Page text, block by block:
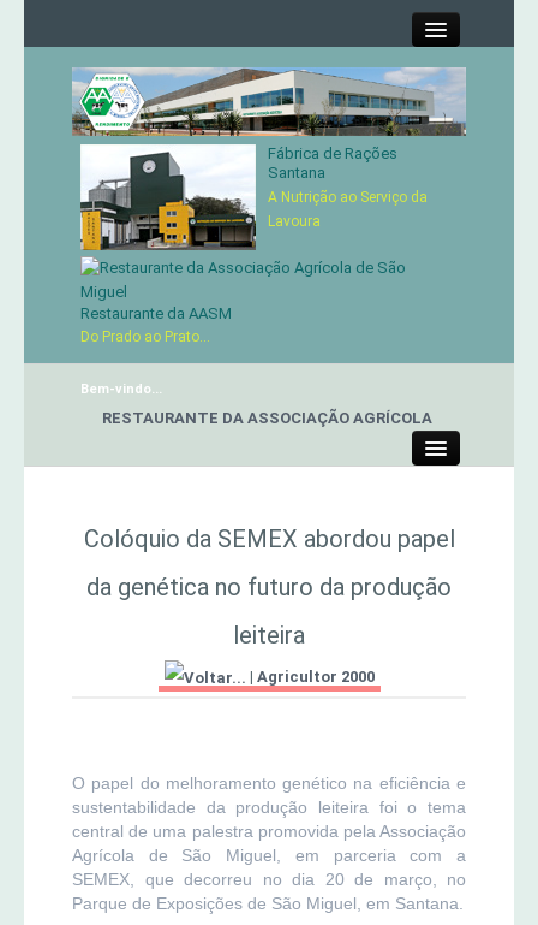
Contactos
Órgãos Sociais
Serviços
Genética
Concursos Micaelenses
Jornal Agricultor 2000
Publicações AASM
Fábrica de Rações
Santana
A Nutrição ao Serviço da
Lavoura
Restaurante da AASM
Do Prado ao Prato...
Bem-vindo...
RESTAURANTE DA ASSOCIAÇÃO AGRÍCOLA
MERCADO AGRÍCOLA DE SANTANA
Colóquio da SEMEX abordou papel
da genética no futuro da produção
leiteira
| Agricultor 2000
O papel do melhoramento genético na eficiência e
sustentabilidade da produção leiteira foi o tema
central de uma palestra promovida pela Associação
Agrícola de São Miguel, em parceria com a
SEMEX, que decorreu no dia 20 de março, no
Parque de Exposições de São Miguel, em Santana.